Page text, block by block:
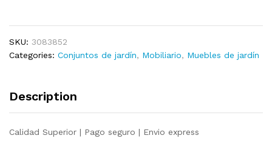
piezas
madera
quantity
SKU: 3083852
Categories: Conjuntos de jardín, Mobiliario, Muebles de jardín
Description
Calidad Superior | Pago seguro | Envio express